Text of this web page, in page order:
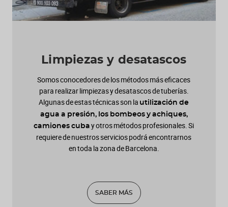
Limpiezas y desatascos
Somos conocedores de los métodos más eficaces
para realizar limpiezas y desatascos de tuberías.
Algunas de estas técnicas son la utilización de
agua a presión, los bombeos y achiques,
camiones cuba y otros métodos profesionales. Si
requiere de nuestros servicios podrá encontrarnos
en toda la zona de Barcelona.
SABER MÁS